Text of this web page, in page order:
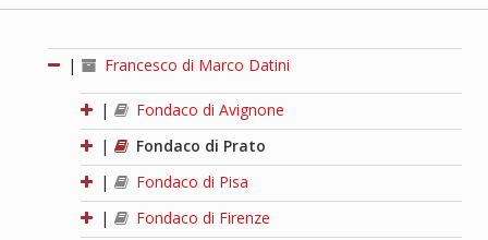
| Francesco di Marco Datini
|
Fondaco di Avignone
|
Fondaco di Prato
|
Fondaco di Pisa
|
Fondaco di Firenze